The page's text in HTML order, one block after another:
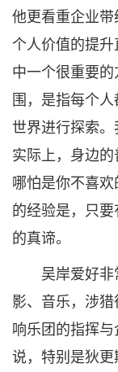
他更看重企业
个人价值的提
中一个很重要
围，是指每个
世界进行探索。
实际上，身边的
哪怕是你不喜
的经验是，只
的真谛。
吴岸爱好
影、音乐，涉
响乐团的指挥
说，特别是狄更